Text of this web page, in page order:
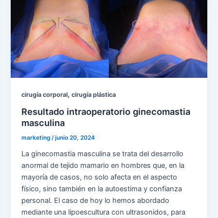
cirugía corporal,cirugía plástica
Resultado intraoperatorio ginecomastia
masculina
marketing/junio 20, 2024
La ginecomastia masculina se trata del desarrollo
anormal de tejido mamario en hombres que, en la
mayoría de casos, no solo afecta en el aspecto
físico, sino también en la autoestima y confianza
personal. El caso de hoy lo hemos abordado
mediante una lipoescultura con ultrasonidos, para